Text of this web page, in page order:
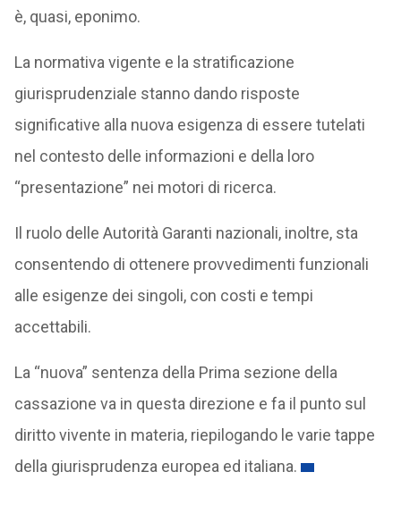
è, quasi, eponimo.
La normativa vigente e la stratificazione
giurisprudenziale stanno dando risposte
significative alla nuova esigenza di essere tutelati
nel contesto delle informazioni e della loro
“presentazione” nei motori di ricerca.
Il ruolo delle Autorità Garanti nazionali, inoltre, sta
consentendo di ottenere provvedimenti funzionali
alle esigenze dei singoli, con costi e tempi
accettabili.
La “nuova” sentenza della Prima sezione della
cassazione va in questa direzione e fa il punto sul
diritto vivente in materia, riepilogando le varie tappe
della giurisprudenza europea ed italiana.